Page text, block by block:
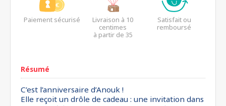
Paiement sécurisé
Livraison à 10
centimes
à partir de 35
Satisfait ou
remboursé
Résumé
C’est l’anniversaire d’Anouk !
Elle reçoit un drôle de cadeau : une invitation dans